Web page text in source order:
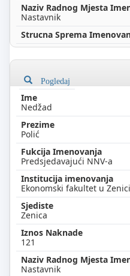
Nastavnik
Pogledaj
Nedžad
Polić
Predsjedavajući NNV-a
Ekonomski fakultet u Zenici
Zenica
121
Nastavnik